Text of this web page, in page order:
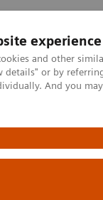
experience
and other
details" or by
And you
diagnostika